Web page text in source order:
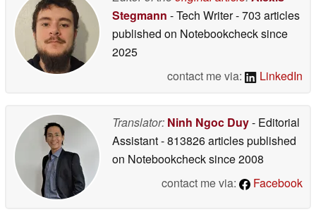
Stegmann - Tech Writer- 703 articles
published on Notebookchecksince
2025
contact me via:
LinkedIn
Translator: Ninh Ngoc Duy- Editorial
Assistant- 813826 articles published
on Notebookchecksince 2008
contact me via:
Facebook